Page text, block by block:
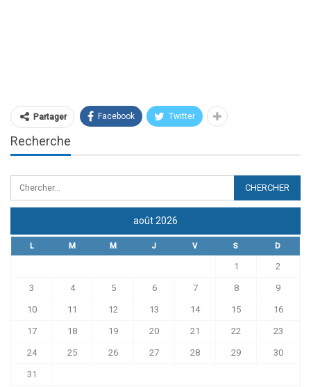
Partager Facebook Twitter
Recherche
août 2026
L M M J V S D
1 2
3 4 5 6 7 8 9
10 11 12 13 14 15 16
17 18 19 20 21 22 23
24 25 26 27 28 29 30
31